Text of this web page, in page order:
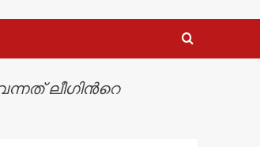
ലീഗിന്‍റെ